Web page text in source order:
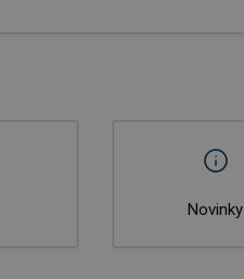
Novinky